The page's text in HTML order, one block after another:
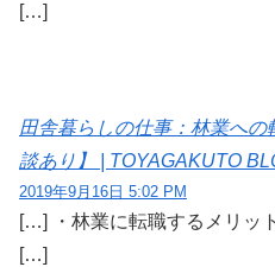
[…]
田舎暮らしの仕事：林業へ
談あり】 | TOYAGAKUTO
2019年9月16日 5:02 PM
[…] ・林業に転職するメリッ
[…]